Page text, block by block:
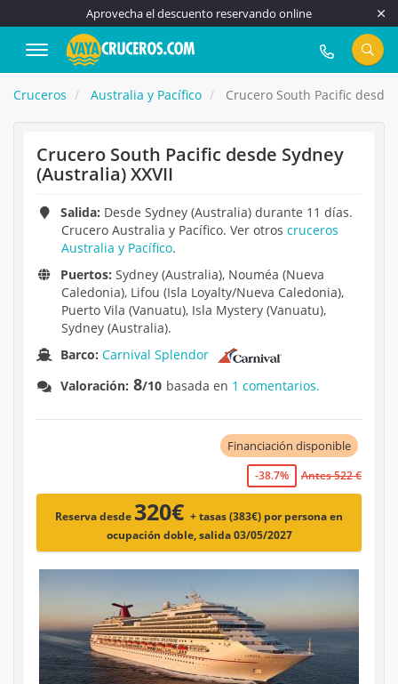
Aprovecha el descuento reservando online
917 815 555
Cruceros Australia y Pacífico Crucero South Pacific desde
Crucero South Pacific desde Sydney
(Australia) XXVII
Salida: Desde Sydney (Australia) durante 11 días.
Crucero Australia y Pacífico. Ver otros cruceros
Australia y Pacífico.
Puertos: Sydney (Australia), Nouméa (Nueva
Caledonia), Lifou (Isla Loyalty/Nueva Caledonia),
Puerto Vila (Vanuatu), Isla Mystery (Vanuatu),
Sydney (Australia).
Barco:Carnival Splendor
Valoración: 8/10 basada en 1 comentarios.
Financiación disponible
-38.7% Antes 522 €
Reserva desde 320€ + tasas (383€) por persona en
ocupación doble, salida 03/05/2027